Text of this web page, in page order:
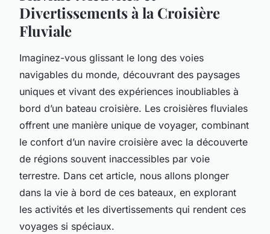
Divertissements à la Croisière
Fluviale
Imaginez-vous glissant le long des voies
navigables du monde, découvrant des paysages
uniques et vivant des expériences inoubliables à
bord d’un bateau croisière. Les croisières fluviales
offrent une manière unique de voyager, combinant
le confort d’un navire croisière avec la découverte
de régions souvent inaccessibles par voie
terrestre. Dans cet article, nous allons plonger
dans la vie à bord de ces bateaux, en explorant
les activités et les divertissements qui rendent ces
voyages si spéciaux.